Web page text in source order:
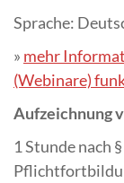
Sprache:
» mehr
(Webinare)
Aufzeichnung
1 Stunde nach